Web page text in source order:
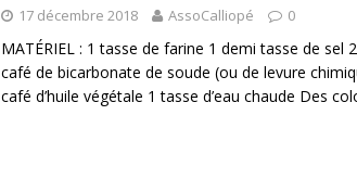
17 décembre 2018 AssoCalliopé 0
MATÉRIEL : 1 tasse de farine 1 demi tasse de sel
café de bicarbonate de soude (ou de levure
café d’huile végétale 1 tasse d’eau chaude Des